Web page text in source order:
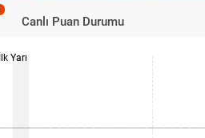
Canlı Puan Durumu
İlk Yarı